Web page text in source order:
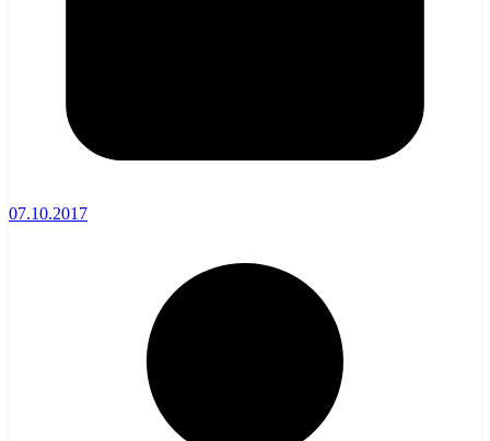
07.10.2017